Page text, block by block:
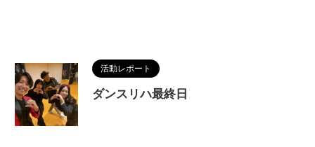
活動レポート
ダンスリハ最終日